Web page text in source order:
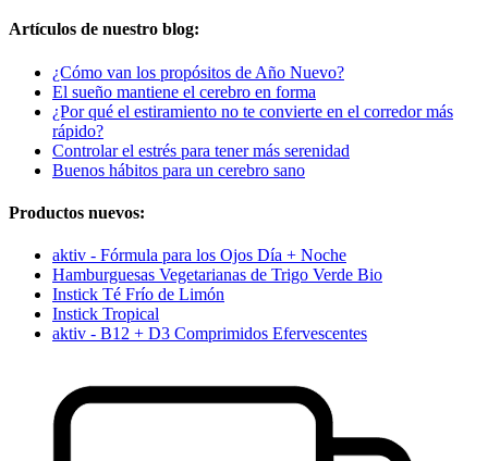
Artículos de nuestro blog:
¿Cómo van los propósitos de Año Nuevo?
El sueño mantiene el cerebro en forma
¿Por qué el estiramiento no te convierte en el corredor más
rápido?
Controlar el estrés para tener más serenidad
Buenos hábitos para un cerebro sano
Productos nuevos:
aktiv - Fórmula para los Ojos Día + Noche
Hamburguesas Vegetarianas de Trigo Verde Bio
Instick Té Frío de Limón
Instick Tropical
aktiv - B12 + D3 Comprimidos Efervescentes